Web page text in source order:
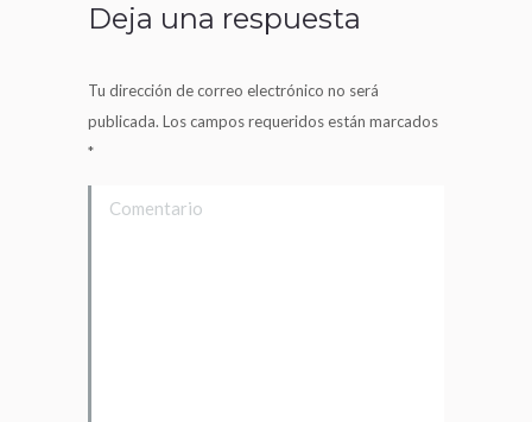
Deja una respuesta
Tu dirección de correo electrónico no será
publicada. Los campos requeridos están marcados
*
Comentario